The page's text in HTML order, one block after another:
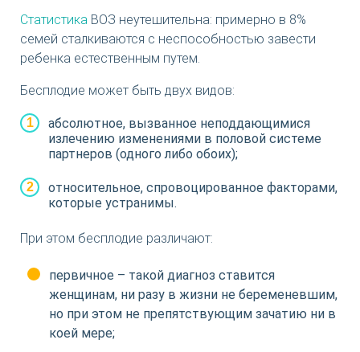
Статистика ВОЗ неутешительна: примерно в 8%
семей сталкиваются с неспособностью завести
ребенка естественным путем.
Бесплодие может быть двух видов:
абсолютное, вызванное неподдающимися
излечению изменениями в половой системе
партнеров (одного либо обоих);
относительное, спровоцированное факторами,
которые устранимы.
При этом бесплодие различают:
первичное – такой диагноз ставится
женщинам, ни разу в жизни не беременевшим,
но при этом не препятствующим зачатию ни в
коей мере;